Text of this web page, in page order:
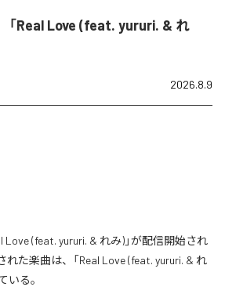
「Real Love (feat. yururi. & れ
2026.8.9
Love (feat. yururi. & れみ)」が配信開始され
た楽曲は、「Real Love (feat. yururi. & れ
いる。